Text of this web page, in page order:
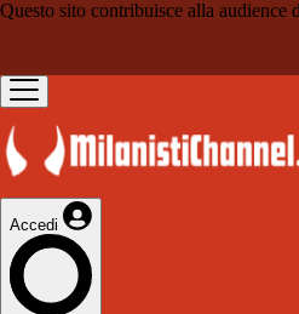
Questo sito contribuisce alla audience
Accedi